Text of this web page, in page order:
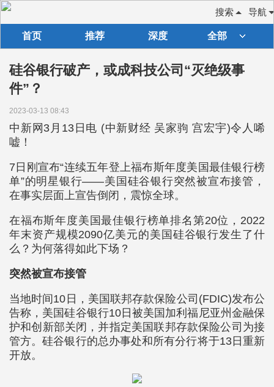
导航
搜索
首页 推荐 深度 全部
硅谷银行破产，或成科技公司“灭绝级事
件”？
2023-03-13 08:43
中新网3月13日电 (中新财经 吴家驹 宫宏宇)令人唏
嘘！
7日刚宣布“连续五年登上福布斯年度美国最佳银行榜
单”的明星银行——美国硅谷银行突然被宣布接管，
在事实层面上宣告倒闭，震惊全球。
在福布斯年度美国最佳银行榜单排名第20位，2022
年末资产规模2090亿美元的美国硅谷银行发生了什
么？为何落得如此下场？
突然被宣布接管
当地时间10日，美国联邦存款保险公司(FDIC)发布公
告称，美国硅谷银行10日被美国加利福尼亚州金融保
护和创新部关闭，并指定美国联邦存款保险公司为接
管方。硅谷银行的总办事处和所有分行将于13日重新
开放。